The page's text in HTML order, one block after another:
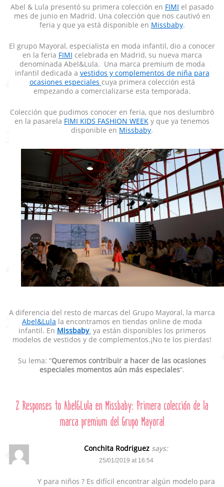
Abel & Lula presentó su primera colección en FIMI el pasado
mes de junio en Madrid. Una colección que nos cautivó en
feria y que ya está disponible en Missbaby.
El grupo Mayoral, especialista en moda infantil, dio a conocer
en la feria FIMI celebrada en Madrid, su nueva marca
denominada Abel&Lula. Una marca premium de moda
infantil dedicada a vestidos y complementos de niña para
ocasiones especiales cuya primera colección está
empezando a comercializarse esta temporada.
Colección que pudimos conocer en feria, que nos deslumbró
en la pasarela FIMI KIDS FASHION WEEK y que ya tenemos
disponible en Missbaby.
A diferencia del resto de marcas del Grupo Mayoral, la marca
Abel&Lula la encontramos en tiendas online de moda
infantil. En Missbaby ya están disponibles los primeros
modelos de vestidos y de complementos.¡No te los pierdas!
Su lema: “Queremos contribuir a hacer de las ocasiones
especiales momentos aún más especiales“.
2 Responses to Abel&Lula en Missbaby: Primera colección de la
marca premium del Grupo Mayoral
Conchita Rodriguez says:
25/01/2019 at 16:54
Y para niños ? Es difícil encontrar algún modelo para